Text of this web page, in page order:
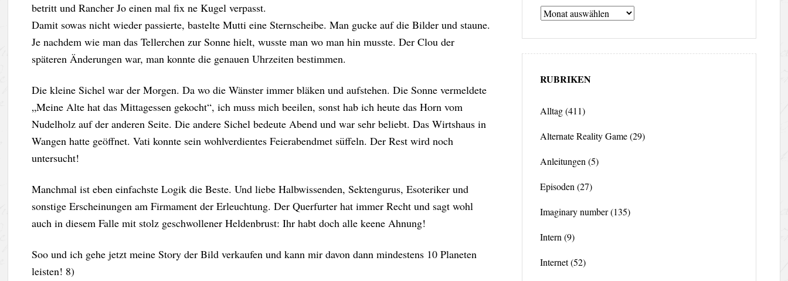
betritt und Rancher Jo einen mal fix ne Kugel verpasst.
Damit sowas nicht wieder passierte, bastelte Mutti eine Sternscheibe. Man gucke auf die Bilder und staune.
Je nachdem wie man das Tellerchen zur Sonne hielt, wusste man wo man hin musste. Der Clou der
späteren Änderungen war, man konnte die genauen Uhrzeiten bestimmen.
Die kleine Sichel war der Morgen. Da wo die Wänster immer bläken und aufstehen. Die Sonne vermeldete
„Meine Alte hat das Mittagessen gekocht“, ich muss mich beeilen, sonst hab ich heute das Horn vom
Nudelholz auf der anderen Seite. Die andere Sichel bedeute Abend und war sehr beliebt. Das Wirtshaus in
Wangen hatte geöffnet. Vati konnte sein wohlverdientes Feierabendmet süffeln. Der Rest wird noch
untersucht!
Manchmal ist eben einfachste Logik die Beste. Und liebe Halbwissenden, Sektengurus, Esoteriker und
sonstige Erscheinungen am Firmament der Erleuchtung. Der Querfurter hat immer Recht und sagt wohl
auch in diesem Falle mit stolz geschwollener Heldenbrust: Ihr habt doch alle keene Ahnung!
Soo und ich gehe jetzt meine Story der Bild verkaufen und kann mir davon dann mindestens 10 Planeten
leisten! 8)
Archiv
RUBRIKEN
Alltag(411)
Alternate Reality Game(29)
Anleitungen (5)
Episoden (27)
Imaginary number(135)
Intern (9)
Internet(52)